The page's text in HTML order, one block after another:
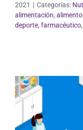
2021 | Categorías:
alimentación,
deporte, farmacéutico,